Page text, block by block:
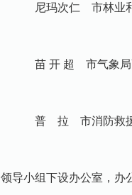
尼玛次仁 市林业和
苗 开 超 市气象局
普 拉 市消防救援
领导小组下设办公室，办